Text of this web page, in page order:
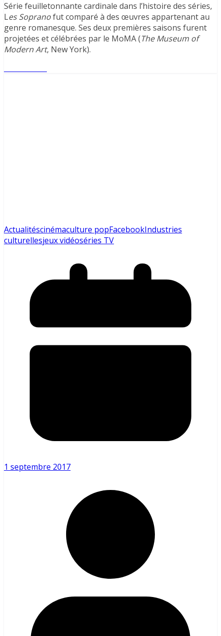
Série feuilletonnante cardinale dans l’histoire des séries,
Les Sopranofut comparé à des œuvres appartenant au
genre romanesque. Ses deux premières saisons furent
projetées et célébrées par le MoMA (The Museum of
Modern Art, New York).
Actualitéscinémaculture popFacebookIndustries
culturellesjeux vidéoséries TV
1 septembre 2017